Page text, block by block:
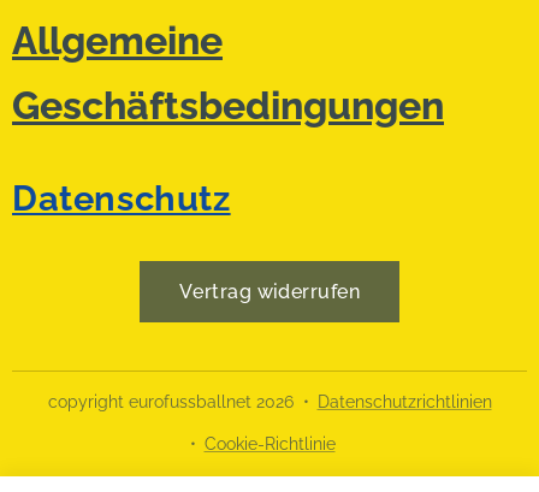
Allgemeine
Geschäftsbedingungen
Datenschutz
Vertrag widerrufen
copyright eurofussballnet 2026 Datenschutzrichtlinien
Cookie-Richtlinie